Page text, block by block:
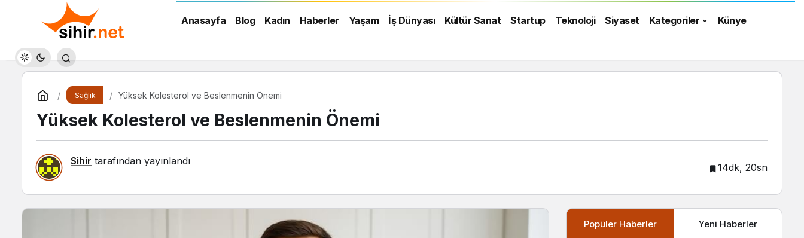
Anasayfa Blog Kadın Haberler Yaşam İş Dünyası Kültür Sanat Startup Teknoloji Siyaset Kategoriler Künye
Sağlık Yüksek Kolesterol ve Beslenmenin Önemi
Yüksek Kolesterol ve Beslenmenin Önemi
Sihir tarafından yayınlandı
14dk, 20sn
Popüler Haberler Yeni Haberler